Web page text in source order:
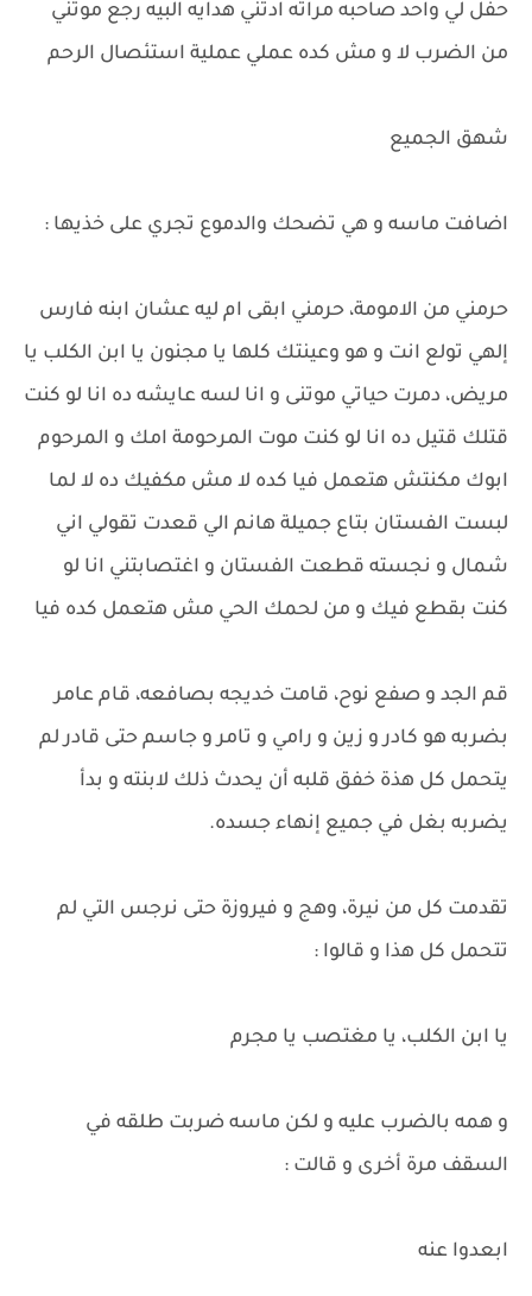
حفل لي واحد صاحبه مراته ادتني هدايه البيه رجع موتني
من الضرب لا و مش كده عملي عملية استئصال الرحم
شهق الجميع
اضافت ماسه و هي تضحك والدموع تجري على خذيها :
حرمني من الامومة، حرمني ابقى ام ليه عشان ابنه فارس
إلهي تولع انت و هو وعينتك كلها يا مجنون يا ابن الكلب يا
مريض، دمرت حياتي موتنى و انا لسه عايشه ده انا لو كنت
قتلك قتيل ده انا لو كنت موت المرحومة امك و المرحوم
ابوك مكنتش هتعمل فيا كده لا مش مكفيك ده لا لما
لبست الفستان بتاع جميلة هانم الي قعدت تقولي اني
شمال و نجسته قطعت الفستان و اغتصابتني انا لو
كنت بقطع فيك و من لحمك الحي مش هتعمل كده فيا
قم الجد و صفع نوح، قامت خديجه بصافعه، قام عامر
بضربه هو كادر و زين و رامي و تامر و جاسم حتى قادر لم
يتحمل كل هذة خفق قلبه أن يحدث ذلك لابنته و بدأ
يضربه بغل في جميع إنهاء جسده.
تقدمت كل من نيرة، وهج و فيروزة حتى نرجس التي لم
تتحمل كل هذا و قالوا :
يا ابن الكلب، يا مغتصب يا مجرم
و همه بالضرب عليه و لكن ماسه ضربت طلقه في
السقف مرة أخرى و قالت :
ابعدوا عنه